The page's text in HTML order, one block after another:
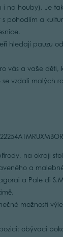
na houby). Je
pohodlím a
hledají pauzu
vás a vaše děti,
se vzdali malých
na okraji
a
a Pale di
možnosti
obývací